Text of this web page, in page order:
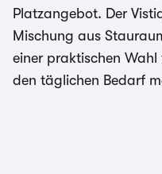
Platzangebot. Der
Mischung aus
einer praktischen
den täglichen Bedarf